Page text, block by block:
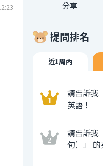
分享
提問排名
近1周內
請告訴我
英語！
請告訴我
旬）」 的